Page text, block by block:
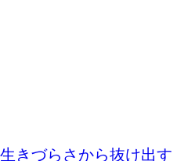
きづらさから抜け出す